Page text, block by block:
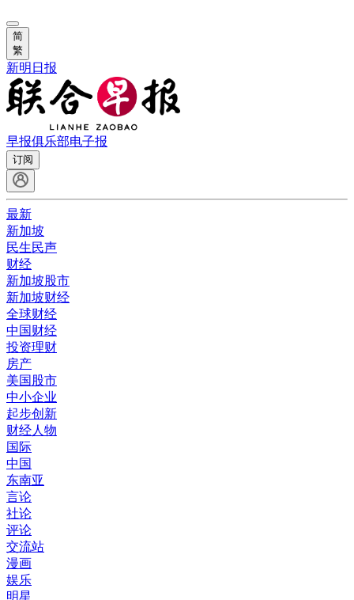
简
繁
新明日报
早报俱乐部电子报
订阅
最新
新加坡
民生民声
财经
新加坡股市
新加坡财经
全球财经
中国财经
投资理财
房产
美国股市
中小企业
起步创新
财经人物
国际
中国
东南亚
言论
社论
评论
交流站
漫画
娱乐
明星